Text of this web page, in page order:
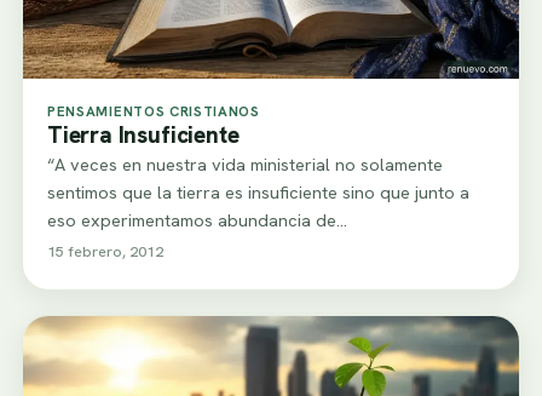
PENSAMIENTOS CRISTIANOS
Tierra Insuficiente
“A veces en nuestra vida ministerial no solamente
sentimos que la tierra es insuficiente sino que junto a
eso experimentamos abundancia de…
15 febrero, 2012